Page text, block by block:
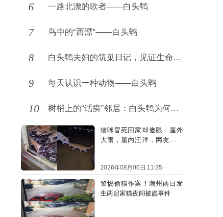
6 一路北漂的歌者——白头鹎
7 鸟中的“西漂”——白头鹎
8 白头鹎夫妇的筑巢日记，见证生命的力量
9 每天认识一种动物——白头鹎
10 树梢上的“话痨”邻居：白头鹎为何爱上城市生活？
猫咪冒死回家却傻眼：屋外
大雨，屋内汪洋，网友：不
2026年08月06日 11:35
警惕偷猫作案！潮州两日发
生两起家猫夜间被盗事件